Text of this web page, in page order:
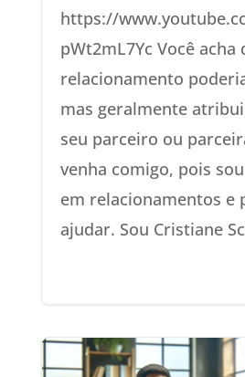
https://
pWt2mL7Yc Você acha
relacionamento
mas geralmente
seu parceiro ou
venha comigo, pois
em relacionamentos e
ajudar. Sou Cristiane